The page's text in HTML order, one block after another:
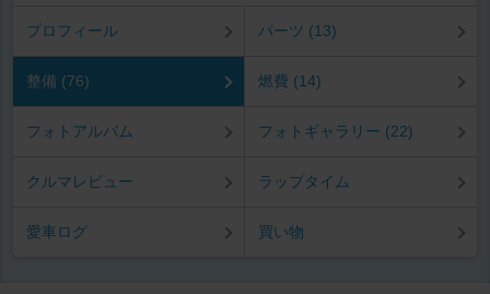
プロフィール パーツ (13)
整備 (76) 燃費 (14)
フォトアルバム フォトギャラリー (22)
クルマレビュー ラップタイム
愛車ログ 買い物